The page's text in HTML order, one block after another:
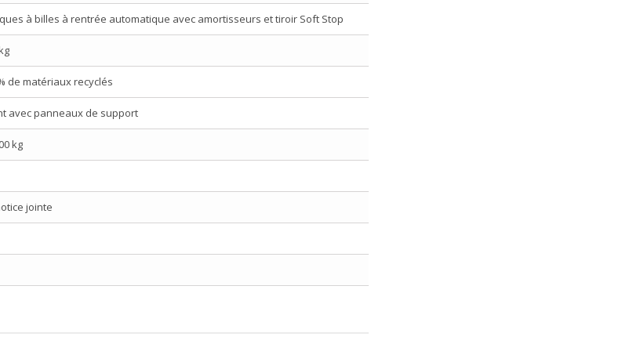
à billes à rentrée automatique avec amortisseurs et tiroir Soft Stop
de matériaux recyclés
avec panneaux de support
kg
jointe